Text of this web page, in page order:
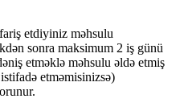
etdiyiniz məhsulu
sonra maksimum 2 iş günü
etməklə məhsulu əldə etmiş
etməmisinizsə)